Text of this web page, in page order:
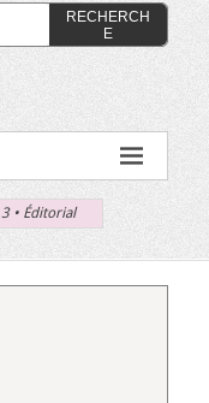
RECHERCH
E
• Éditorial